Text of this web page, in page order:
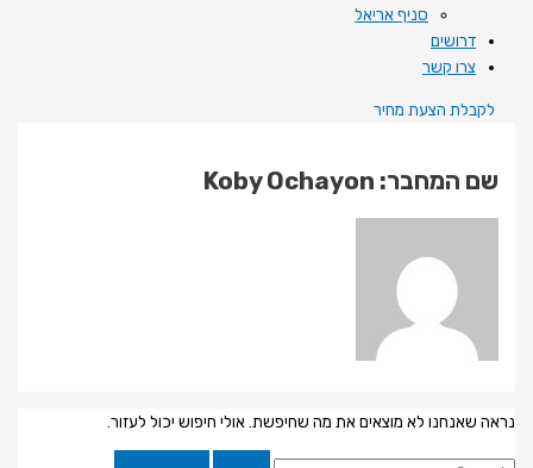
סניף אריאל
דרושים
צרו קשר
לקבלת הצעת מחיר
שם המחבר: Koby Ochayon
נראה שאנחנו לא מוצאים את מה שחיפשת. אולי חיפוש יכול לעזור.